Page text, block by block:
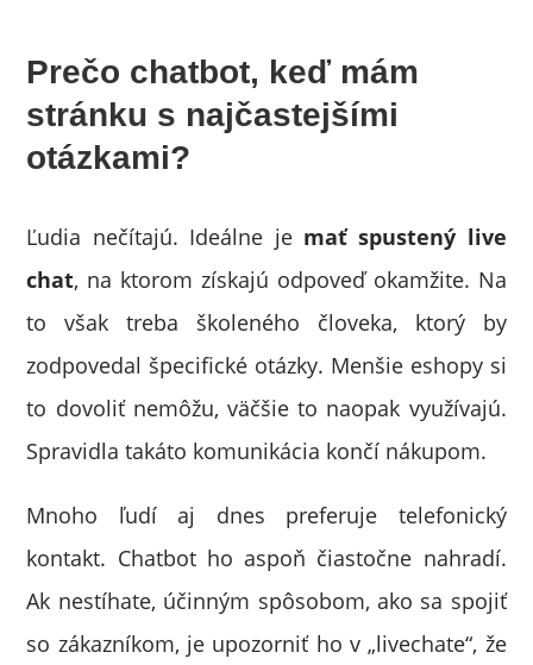
Prečo chatbot, keď mám
stránku s najčastejšími
otázkami?
Ľudia nečítajú. Ideálne je mať spustený live
chat, na ktorom získajú odpoveď okamžite. Na
to však treba školeného človeka, ktorý by
zodpovedal špecifické otázky. Menšie eshopy si
to dovoliť nemôžu, väčšie to naopak využívajú.
Spravidla takáto komunikácia končí nákupom.
Mnoho ľudí aj dnes preferuje telefonický
kontakt. Chatbot ho aspoň čiastočne nahradí.
Ak nestíhate, účinným spôsobom, ako sa spojiť
so zákazníkom, je upozorniť ho v „livechate“, že